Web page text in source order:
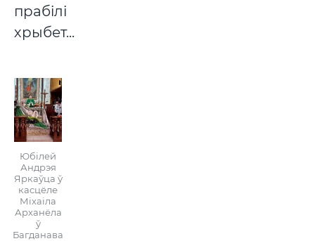
прабілі
хрыбет...
Юбілей
Андрэя
Яркаўца ў
касцёле
Міхаіла
Арханёла
ў
Багданава